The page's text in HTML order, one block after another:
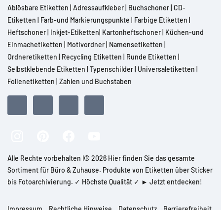
Ablösbare Etiketten Adressaufkleber Buchschoner CD-
Etiketten
Farb-und Markierungspunkte Farbige Etiketten
Heftschoner Inkjet-Etiketten Kartonheftschoner Küchen-und
Einmachetiketten
Motivordner Namensetiketten
Ordneretiketten
Recycling Etiketten Runde Etiketten
Selbstklebende Etiketten Typenschilder Universaletiketten
Folienetiketten Zahlen und Buchstaben
Alle Rechte vorbehalten l© 2026 Hier finden Sie das gesamte
Sortiment für Büro & Zuhause. Produkte von Etiketten über Sticker
bis Fotoarchivierung. ✓ Höchste Qualität ✓ ► Jetzt entdecken!